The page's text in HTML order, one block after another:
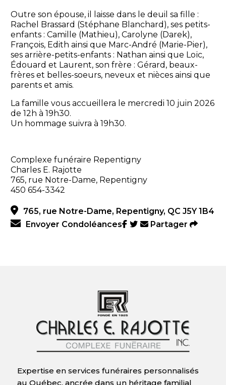
Outre son épouse, il laisse dans le deuil sa fille :
Rachel Brassard (Stéphane Blanchard), ses petits-
enfants : Camille (Mathieu), Carolyne (Darek),
François, Edith ainsi que Marc-André (Marie-Pier),
ses arrière-petits-enfants : Nathan ainsi que Loïc,
Édouard et Laurent, son frère : Gérard, beaux-
frères et belles-soeurs, neveux et nièces ainsi que
parents et amis.
La famille vous accueillera le mercredi 10 juin 2026
de 12h à 19h30.
Un hommage suivra à 19h30.
Complexe funéraire Repentigny
Charles E. Rajotte
765, rue Notre-Dame, Repentigny
450 654-3342
765, rue Notre-Dame, Repentigny, QC J5Y 1B4
Envoyer Condoléances
Partager
Expertise en services funéraires personnalisés
au Québec, ancrée dans un héritage familial